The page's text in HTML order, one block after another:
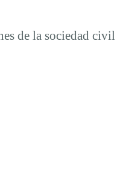
de la sociedad civil